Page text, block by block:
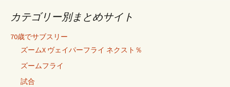
カテゴリー別まとめサイト
70歳でサブスリー
ズームX ヴェイパーフライ ネクスト％
ズームフライ
試合